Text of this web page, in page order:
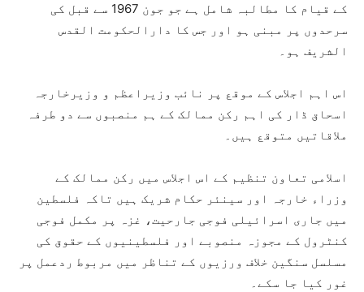
کے قیام کا مطالبہ شامل ہے جو جون 1967 سے قبل کی
سرحدوں پر مبنی ہو اور جس کا دارالحکومت القدس
الشریف ہو۔
اس اہم اجلاس کے موقع پر نائب وزیراعظم و وزیرخارجہ
اسحاق ڈار کی اہم رکن ممالک کے ہم منصبوں سے دو طرفہ
ملاقاتیں متوقع ہیں۔
اسلامی تعاون تنظیم کے اس اجلاس میں رکن ممالک کے
وزراء خارجہ اور سینئر حکام شریک ہیں تاکہ فلسطین
میں جاری اسرائیلی فوجی جارحیت، غزہ پر مکمل فوجی
کنٹرول کے مجوزہ منصوبے اور فلسطینیوں کے حقوق کی
مسلسل سنگین خلاف ورزیوں کے تناظر میں مربوط ردعمل پر
غور کیا جا سکے۔